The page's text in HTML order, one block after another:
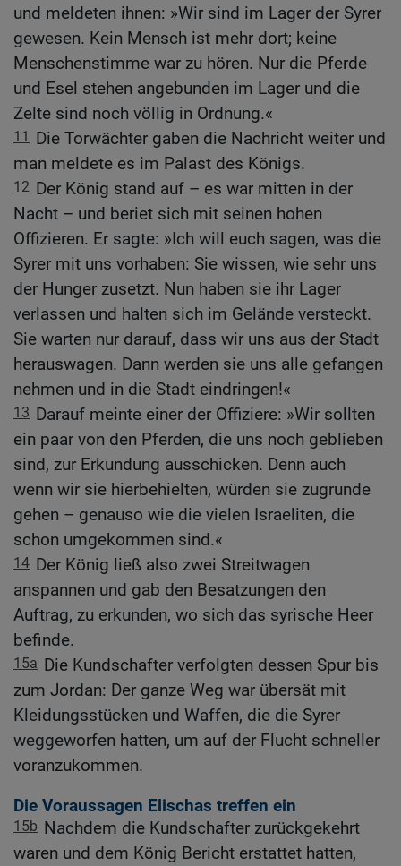
und meldeten ihnen: »Wir sind im Lager der Syrer
gewesen. Kein Mensch ist mehr dort; keine
Menschenstimme war zu hören. Nur die Pferde
und Esel stehen angebunden im Lager und die
Zelte sind noch völlig in Ordnung.«
11
Die Torwächter gaben die Nachricht weiter und
man meldete es im Palast des Königs.
12 Der König stand auf – es war mitten in der
Nacht – und beriet sich mit seinen hohen
Offizieren. Er sagte: »Ich will euch sagen, was die
Syrer mit uns vorhaben: Sie wissen, wie sehr uns
der Hunger zusetzt. Nun haben sie ihr Lager
verlassen und halten sich im Gelände versteckt.
Sie warten nur darauf, dass wir uns aus der Stadt
herauswagen. Dann werden sie uns alle gefangen
nehmen und in die Stadt eindringen!«
13 Darauf meinte einer der Offiziere: »Wir sollten
ein paar von den Pferden, die uns noch geblieben
sind, zur Erkundung ausschicken. Denn auch
wenn wir sie hierbehielten, würden sie zugrunde
gehen – genauso wie die vielen Israeliten, die
schon umgekommen sind.«
14 Der König ließ also zwei Streitwagen
anspannen und gab den Besatzungen den
Auftrag, zu erkunden, wo sich das syrische Heer
befinde.
15a Die Kundschafter verfolgten dessen Spur bis
zum Jordan: Der ganze Weg war übersät mit
Kleidungsstücken und Waffen, die die Syrer
weggeworfen hatten, um auf der Flucht schneller
voranzukommen.
Die Voraussagen Elischas treffen ein
15b Nachdem die Kundschafter zurückgekehrt
waren und dem König Bericht erstattet hatten,